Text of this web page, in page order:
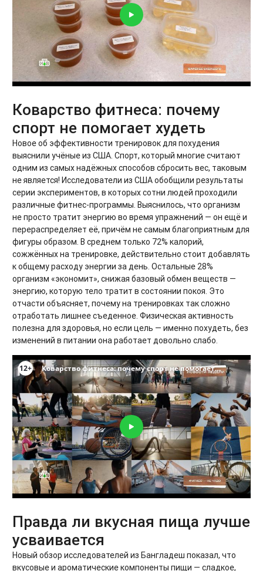
Коварство фитнеса: почему
спорт не помогает худеть
Новое об эффективности тренировок для похудения
выяснили учёные из США. Спорт, который многие считают
одним из самых надёжных способов сбросить вес, таковым
не является! Исследователи из США обобщили результаты
серии экспериментов, в которых сотни людей проходили
различные фитнес-программы. Выяснилось, что организм
не просто тратит энергию во время упражнений — он ещё и
перераспределяет её, причём не самым благоприятным для
фигуры образом. В среднем только 72% калорий,
сожжённых на тренировке, действительно стоит добавлять
к общему расходу энергии за день. Остальные 28%
организм «экономит», снижая базовый обмен веществ —
энергию, которую тело тратит в состоянии покоя. Это
отчасти объясняет, почему на тренировках так сложно
отработать лишнее съеденное. Физическая активность
полезна для здоровья, но если цель — именно похудеть, без
изменений в питании она работает довольно слабо.
Правда ли вкусная пища лучше
усваивается
Новый обзор исследователей из Бангладеш показал, что
вкусовые и ароматические компоненты пищи — сладкое,